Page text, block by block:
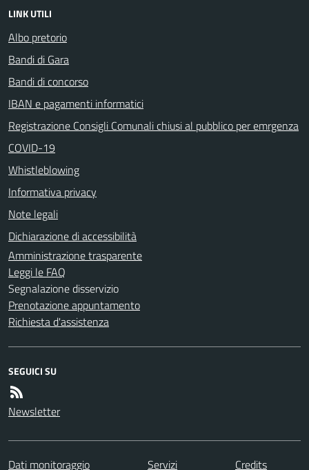
LINK UTILI
Albo pretorio
Bandi di Gara
Bandi di concorso
IBAN e pagamenti informatici
Registrazione Consigli Comunali chiusi al pubblico per emrgenza
COVID-19
Whistleblowing
Informativa privacy
Note legali
Dichiarazione di accessibilità
Amministrazione trasparente
Leggi le FAQ
Segnalazione disservizio
Prenotazione appuntamento
Richiesta d'assistenza
SEGUICI SU
Newsletter
Dati monitoraggio Servizi Credits